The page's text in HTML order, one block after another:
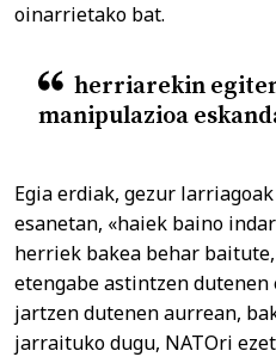
oinarrietako bat.
herriarekin
manipulazioa
Egia erdiak, gezur
esanetan, «haiek baino
herriek bakea behar
etengabe astintzen
jartzen dutenen aurrean,
jarraituko dugu, NATOri